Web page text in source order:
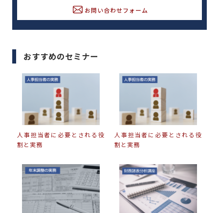
お問い合わせフォーム
おすすめのセミナー
人事担当者に必要とされる役
割と実務
人事担当者に必要とされる役
割と実務